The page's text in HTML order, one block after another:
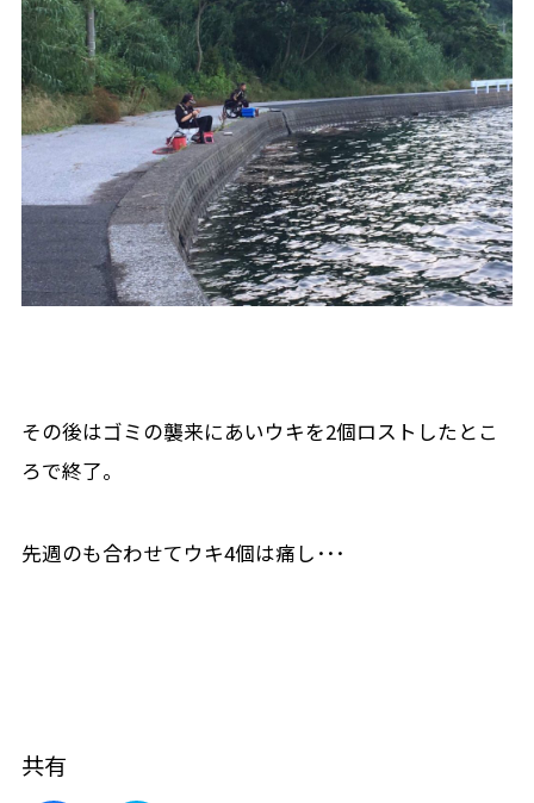
その後はゴミの襲来にあいウキを2個ロストしたとこ
ろで終了。
先週のも合わせてウキ4個は痛し･･･
共有